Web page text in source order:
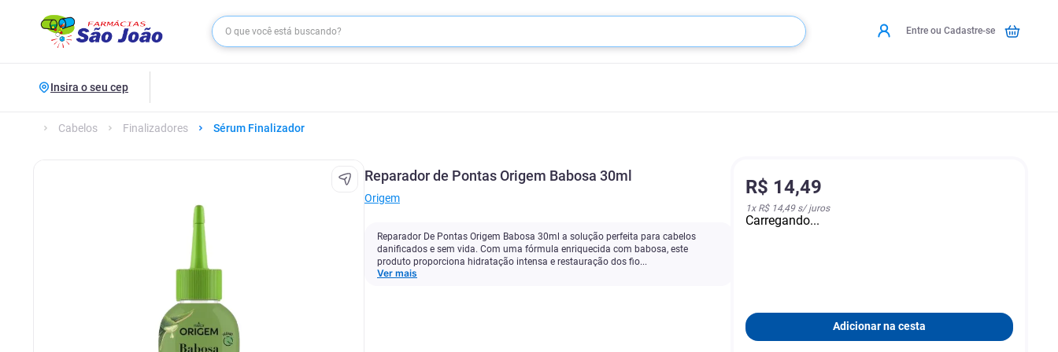
Entre ou Cadastre-se
Insira o seu cep
Cabelos Finalizadores Sérum Finalizador
Reparador de Pontas Origem Babosa 30ml
Origem
Reparador De Pontas Origem Babosa 30ml a solução perfeita para cabelos
danificados e sem vida. Com uma fórmula enriquecida com babosa, este
produto proporciona hidratação intensa e restauração dos fio...
Ver mais
R$ 14,49
1x R$ 14,49s/ juros
Carregando...
Adicionar na cesta